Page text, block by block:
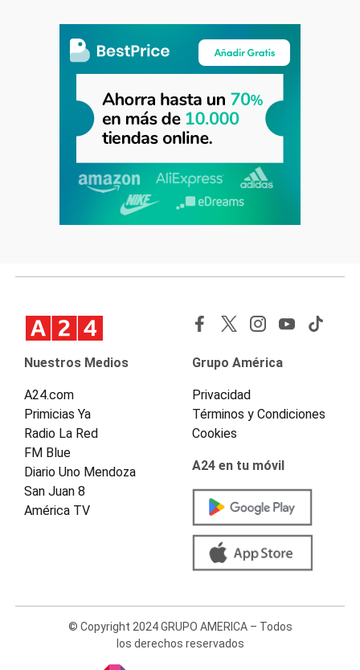
Nuestros Medios
A24.com
Primicias Ya
Radio La Red
FM Blue
Diario Uno Mendoza
San Juan 8
América TV
Grupo América
Privacidad
Términos y Condiciones
Cookies
A24 en tu móvil
© Copyright 2024 GRUPO AMERICA – Todos
los derechos reservados